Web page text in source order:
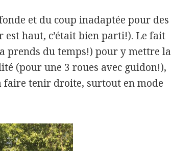
et du coup inadaptée pour des
haut, c’était bien parti!). Le fait
prends du temps!) pour y mettre la
(pour une 3 roues avec guidon!),
faire tenir droite, surtout en mode